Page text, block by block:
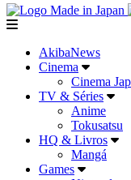
menu
AkibaNews
Cinema
Cinema
TV & Séries
Anime
Tokusatsu
HQ & Livros
Mangá
Games